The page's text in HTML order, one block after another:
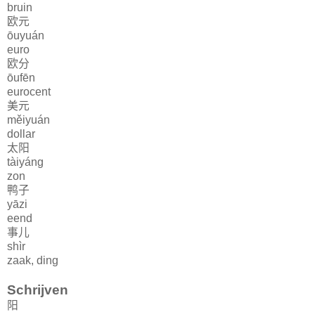
bruin
欧元
ōuyuán
euro
欧分
ōufēn
eurocent
美元
měiyuán
dollar
太阳
tàiyáng
zon
鸭子
yāzi
eend
事儿
shìr
zaak, ding
Schrijven
阳